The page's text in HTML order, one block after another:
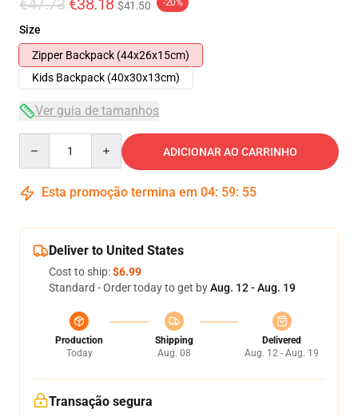
€47.73 €38.18 $41.50 -20%
Size
Zipper Backpack (44x26x15cm)
Kids Backpack (40x30x13cm)
Ver guia de tamanhos
ADICIONAR AO CARRINHO
Esta promoção termina em 04: 59: 54
Deliver to United States
Cost to ship:$6.99
Standard - Order today to get byAug. 12 - Aug. 19
Production
Today
Shipping
Aug. 08
Delivered
Aug. 12 - Aug. 19
Transação segura